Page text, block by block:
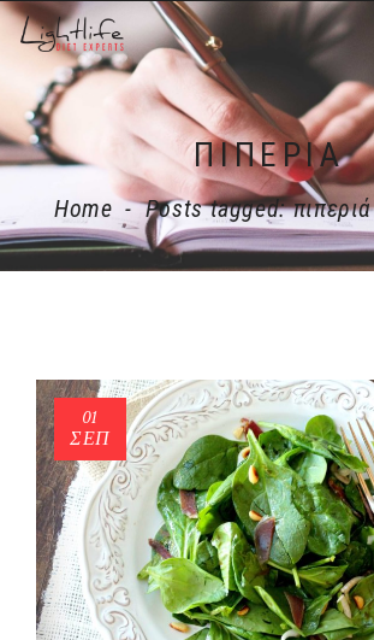
ΠΙΠΕΡΙΆ
Home - Posts tagged: πιπεριά
01
ΣΕΠ